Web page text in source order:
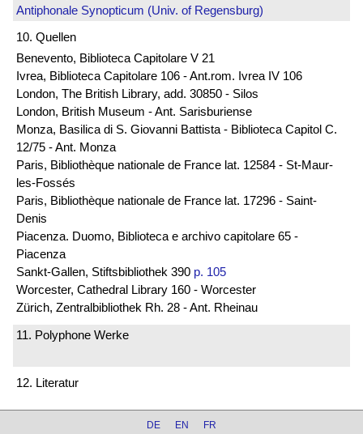
Antiphonale Synopticum (Univ. of Regensburg)
10. Quellen
Benevento, Biblioteca Capitolare V 21
Ivrea, Biblioteca Capitolare 106 - Ant.rom. Ivrea IV 106
London, The British Library, add. 30850 - Silos
London, British Museum - Ant. Sarisburiense
Monza, Basilica di S. Giovanni Battista - Biblioteca Capitol C.
12/75 - Ant. Monza
Paris, Bibliothèque nationale de France lat. 12584 - St-Maur-
les-Fossés
Paris, Bibliothèque nationale de France lat. 17296 - Saint-
Denis
Piacenza. Duomo, Biblioteca e archivo capitolare 65 -
Piacenza
Sankt-Gallen, Stiftsbibliothek 390 p. 105
Worcester, Cathedral Library 160 - Worcester
Zürich, Zentralbibliothek Rh. 28 - Ant. Rheinau
11. Polyphone Werke
12. Literatur
DE EN FR